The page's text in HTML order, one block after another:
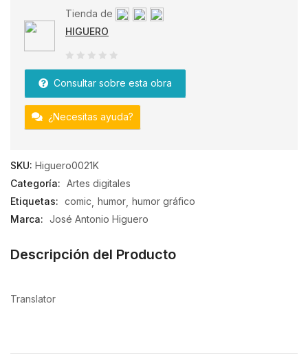
Tienda de
HIGUERO
0
de
5
Consultar sobre esta obra
¿Necesitas ayuda?
SKU: Higuero0021K
Categoría: Artes digitales
Etiquetas: comic humor humor gráfico
Marca: José Antonio Higuero
Descripción del Producto
Translator